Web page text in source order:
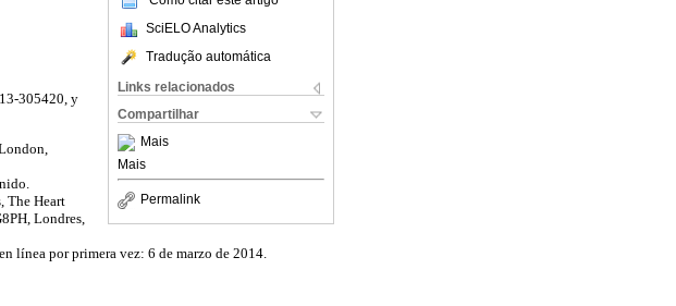
SciELO Analytics
Tradução automática
Links relacionados
Compartilhar
Mais
Mais
Permalink
305420, y
, The Heart
Londres
línea por primera vez: 6 de marzo de 2014.